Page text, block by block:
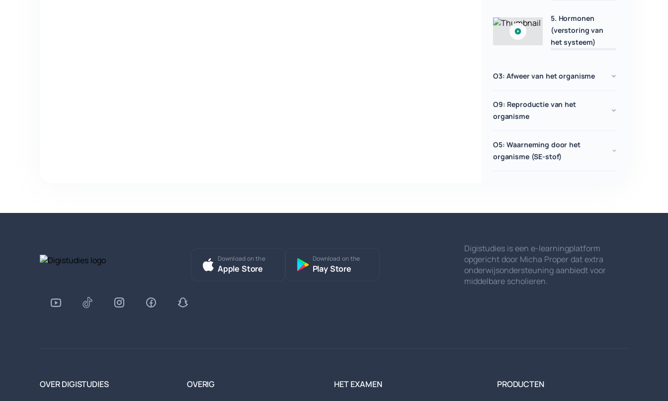
5. Hormonen
(verstoring van
het systeem)
O3: Afweer van het organisme
O9: Reproductie van het
organisme
O5: Waarneming door het
organisme (SE-stof)
Download on the
Apple Store
Download on the
Play Store
Digistudies is een e-learningplatform
opgericht door Micha Proper dat extra
onderwijsondersteuning aanbiedt voor
middelbare scholieren.
OVER DIGISTUDIES OVERIG HET EXAMEN PRODUCTEN